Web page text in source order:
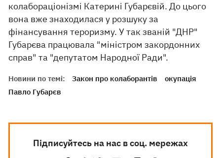
колабораціонізмі Катерині Губарєвій. До цього
вона вже знаходилася у розшуку за
фінансування тероризму. У так званій "ДНР"
Губарєва працювала "міністром закордонних
справ" та "депутатом Народної Ради".
Новини по темі: Закон про колаборантів
окупація
Павло Губарєв
Підписуйтесь на нас в соц. мережах